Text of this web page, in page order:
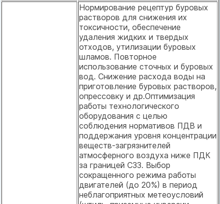
Нормирование рецептур буровых
растворов для снижения их
токсичности, обеспечение
удаления жидких и твердых
отходов, утилизации буровых
шламов. Повторное
использование сточных и буровых
вод. Снижение расхода воды на
приготовление буровых растворов,
опрессовку и др.Оптимизация
работы технологического
оборудования с целью
соблюдения нормативов ПДВ и
поддержания уровня концентрации
веществ-загрязнителей
атмосферного воздуха ниже ПДК
за границей СЗЗ. Выбор
сокращенного режима работы
двигателей (до 20%) в период
неблагоприятных метеоусловий